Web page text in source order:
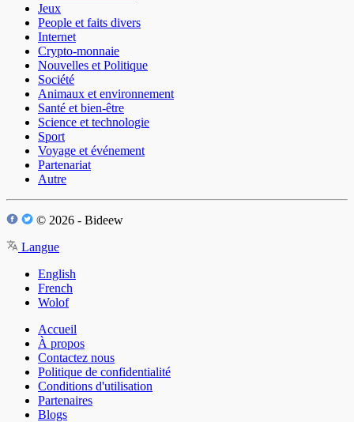
Jeux
People et faits divers
Internet
Crypto-monnaie
Nouvelles et Politique
Société
Animaux et environnement
Santé et bien-être
Science et technologie
Sport
Voyage et événement
Partenariat
Autre
© 2026 - Bideew
Langue
English
French
Wolof
Accueil
À propos
Contactez nous
Politique de confidentialité
Conditions d'utilisation
Partenaires
Blogs